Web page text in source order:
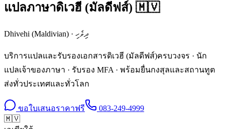
แปลภาษาดิเวฮี (มัลดีฟส์) 🇲🇻
Dhivehi (Maldivian) · ދިވެހި
บริการแปลและรับรองเอกสารดิเวฮี (มัลดีฟส์)ครบวงจร · นัก
แปลเจ้าของภาษา · รับรอง MFA · พร้อมยื่นกงสุลและสถานทูต
ส่งทั่วประเทศและทั่วโลก
ขอใบเสนอราคาฟรี
083-249-4999
🇲🇻